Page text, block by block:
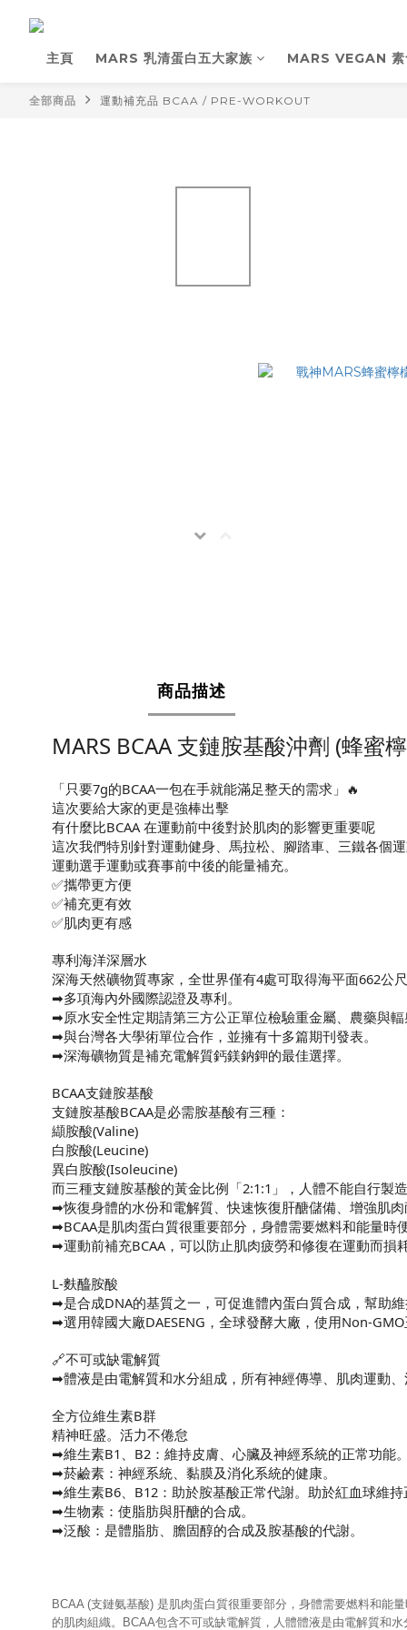
主頁 MARS 乳清蛋白五大家族 MARS VEGAN 素
全部商品 運動補充品 BCAA / PRE-WORKOUT
商品描述
訂
商
品
將
於
3
月
4
日
寄
出》
《PRE-
ORDER
ITEM
BE
DELIVERED
ON
MARCH》
訂
商
於
MARS BCAA 支鏈胺基酸沖劑 (蜂蜜
「只要7g的BCAA一包在手就能滿足整天的需求」🔥
這次要給大家的更是強棒出擊
有什麼比BCAA 在運動前中後對於肌肉的影響更重要呢
這次我們特別針對運動健身、馬拉松、腳踏車、三鐵各個
運動選手運動或賽事前中後的能量補充。
✅攜帶更方便
✅補充更有效
✅肌肉更有感
專利海洋深層水
深海天然礦物質專家，全世界僅有4處可取得海平面662公
➡多項海內外國際認證及專利。
➡原水安全性定期請第三方公正單位檢驗重金屬、農藥與輻
➡與台灣各大學術單位合作，並擁有十多篇期刊發表。
➡深海礦物質是補充電解質鈣鎂鈉鉀的最佳選擇。
BCAA支鏈胺基酸
支鏈胺基酸BCAA是必需胺基酸有三種：
纈胺酸(Valine)
白胺酸(Leucine)
異白胺酸(Isoleucine)
而三種支鏈胺基酸的黃金比例「2:1:1」，人體不能自行製
➡恢復身體的水份和電解質、快速恢復肝醣儲備、增強肌肉
➡BCAA是肌肉蛋白質很重要部分，身體需要燃料和能量時
➡運動前補充BCAA，可以防止肌肉疲勞和修復在運動而損
L-麩醯胺酸
➡是合成DNA的基質之一，可促進體內蛋白質合成，幫助維
➡選用韓國大廠DAESENG，全球發酵大廠，使用Non-
🔗不可或缺電解質
➡體液是由電解質和水分組成，所有神經傳導、肌肉運動
全方位維生素B群
精神旺盛。活力不倦怠
➡維生素B1、B2：維持皮膚、心臟及神經系統的正常功能。
➡菸鹼素：神經系統、黏膜及消化系統的健康。
➡維生素B6、B12：助於胺基酸正常代謝。助於紅血球維持
➡生物素：使脂肪與肝醣的合成。
➡泛酸：是體脂肪、膽固醇的合成及胺基酸的代謝。
BCAA (支鏈氨基酸) 是肌肉蛋白質很重要部分，身體需要燃料和能
的肌肉組織。BCAA包含不可或缺電解質，人體體液是由電解質和